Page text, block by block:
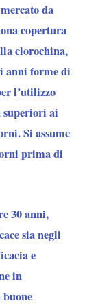
da
copertura
clorochina,
anni forme di
l’utilizzo
ai
Si assume
prima di
30 anni,
sia negli
e
in